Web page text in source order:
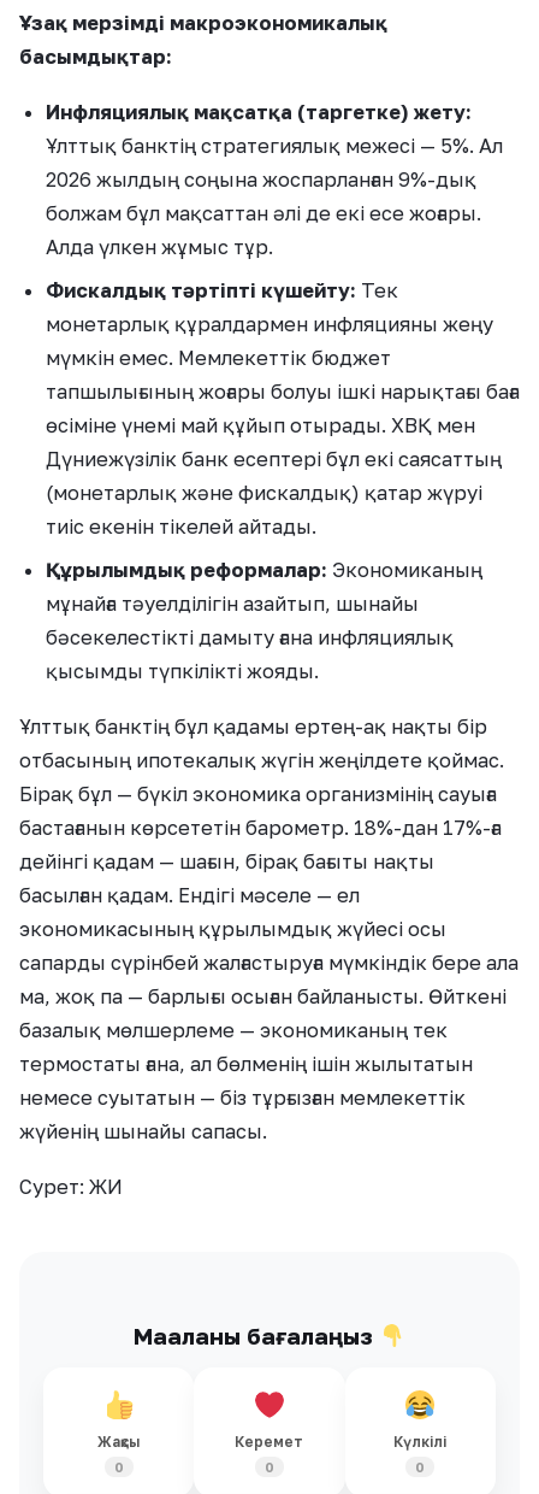
Ұзақ мерзімді макроэкономикалық
басымдықтар:
Инфляциялық мақсатқа (таргетке) жету:
Ұлттық банктің стратегиялық межесі — 5%. Ал
2026 жылдың соңына жоспарланған 9%-дық
болжам бұл мақсаттан әлі де екі есе жоғары.
Алда үлкен жұмыс тұр.
Фискалдық тәртіпті күшейту: Тек
монетарлық құралдармен инфляцияны жеңу
мүмкін емес. Мемлекеттік бюджет
тапшылығының жоғары болуы ішкі нарықтағы баға
өсіміне үнемі май құйып отырады. ХВҚ мен
Дүниежүзілік банк есептері бұл екі саясаттың
(монетарлық және фискалдық) қатар жүруі
тиіс екенін тікелей айтады.
Құрылымдық реформалар: Экономиканың
мұнайға тәуелділігін азайтып, шынайы
бәсекелестікті дамыту ғана инфляциялық
қысымды түпкілікті жояды.
Ұлттық банктің бұл қадамы ертең-ақ нақты бір
отбасының ипотекалық жүгін жеңілдете қоймас.
Бірақ бұл — бүкіл экономика организмінің сауыға
бастағанын көрсететін барометр. 18%-дан 17%-ға
дейінгі қадам — шағын, бірақ бағыты нақты
басылған қадам. Ендігі мәселе — ел
экономикасының құрылымдық жүйесі осы
сапарды сүрінбей жалғастыруға мүмкіндік бере ала
ма, жоқ па — барлығы осыған байланысты. Өйткені
базалық мөлшерлеме — экономиканың тек
термостаты ғана, ал бөлменің ішін жылытатын
немесе суытатын — біз тұрғызған мемлекеттік
жүйенің шынайы сапасы.
Сурет: ЖИ
Мақаланы бағалаңыз
Жақсы
0
Керемет
0
Күлкілі
0